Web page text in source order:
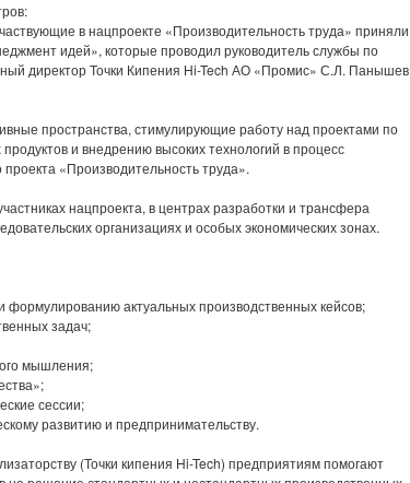
в нацпроекте «Производительность труда» приняли
идей», которые проводил руководитель службы по
директор Точки Кипения Hi-Tech АО «Промис» С.Л. Панышев
пространства, стимулирующие работу над проектами по
и внедрению высоких технологий в процесс
«Производительность труда».
нацпроекта, в центрах разработки и трансфера
организациях и особых экономических зонах.
формулированию актуальных производственных кейсов;
задач;
мышления;
сессии;
развитию и предпринимательству.
(Точки кипения Hi-Tech) предприятиям помогают